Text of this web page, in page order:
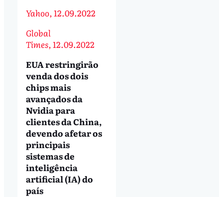
Yahoo,12.09.2022
Global
Times,12.09.2022
EUA restringirão
venda dos dois
chips mais
avançados da
Nvidia para
clientes da China,
devendo afetar os
principais
sistemas de
inteligência
artificial (IA) do
país